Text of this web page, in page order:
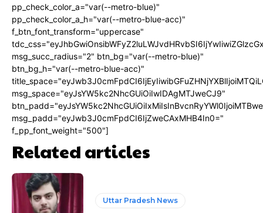
pp_check_color_a="var(--metro-blue)"
pp_check_color_a_h="var(--metro-blue-acc)"
f_btn_font_transform="uppercase"
msg_succ_radius="2" btn_bg="var(--metro-blue)"
btn_bg_h="var(--metro-blue-acc)"
msg_space="eyJsYW5kc2NhcGUiOiIwIDAgMTJweCJ9"
msg_padd="eyJwb3J0cmFpdCI6IjZweCAxMHB4In0="
f_pp_font_weight="500"]
Related articles
Uttar Pradesh News